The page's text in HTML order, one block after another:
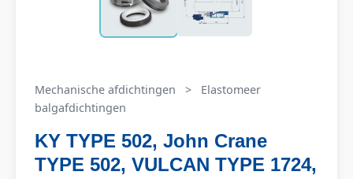
Mechanische afdichtingen >
Elastomeer
balgafdichtingen
KY TYPE 502, John Crane
TYPE 502, VULCAN TYPE 1724,